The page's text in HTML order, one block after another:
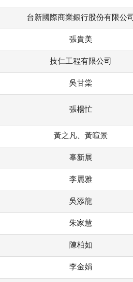
台新國際商業銀行股份有限公司
張貴美
技仁工程有限公司
吳甘棠
張楊忙
黃之凡、黃暄景
辜新展
李麗雅
吳添龍
朱家慧
陳柏如
李金娟